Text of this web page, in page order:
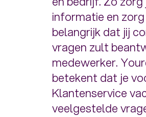
informatie en
belangrijk dat jij
vragen zult
medewerker.
betekent dat je
Klantenservice
veelgestelde